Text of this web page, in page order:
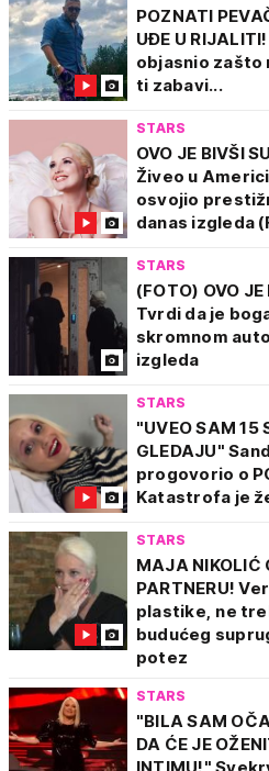
POZNATI
UĐE U
objasnio zašto
ti zabavi...
STARS
OVO JE BIVŠI
Živeo u
osvojio
danas izgleda
STARS
(FOTO) OVO
Tvrdi da je
skromnom
izgleda
STARS
"UVEO SAM 15
GLEDAJU"
progovorio o
Katastrofa je
STARS
MAJA NIKOLIĆ
PARTNERU!
plastike, ne
budućeg
potez
STARS
"BILA SAM
DA ĆE JE